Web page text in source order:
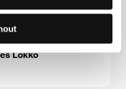
Lokko